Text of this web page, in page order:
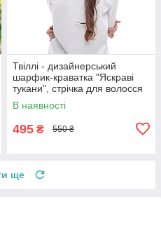
Твіллі - дизайнерський
шарфик-краватка "Яскраві
тукани", стрічка для волосся
В наявності
495 ₴ 550 ₴
ще